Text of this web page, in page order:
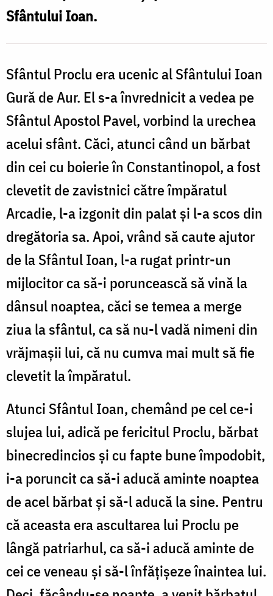
Sfântului Ioan.
Sfântul Proclu era ucenic al Sfântului Ioan
Gură de Aur. El s-a învrednicit a vedea pe
Sfântul Apostol Pavel, vorbind la urechea
acelui sfânt. Căci, atunci când un bărbat
din cei cu boierie în Constantinopol, a fost
clevetit de zavistnici către împăratul
Arcadie, l-a izgonit din palat și l-a scos din
dregătoria sa. Apoi, vrând să caute ajutor
de la Sfântul Ioan, l-a rugat printr-un
mijlocitor ca să-i poruncească să vină la
dânsul noaptea, căci se temea a merge
ziua la sfântul, ca să nu-l vadă nimeni din
vrăjmașii lui, că nu cumva mai mult să fie
clevetit la împăratul.
Atunci Sfântul Ioan, chemând pe cel ce-i
slujea lui, adică pe fericitul Proclu, bărbat
binecredincios și cu fapte bune împodobit,
i-a poruncit ca să-i aducă aminte noaptea
de acel bărbat și să-l aducă la sine. Pentru
că aceasta era ascultarea lui Proclu pe
lângă patriarhul, ca să-i aducă aminte de
cei ce veneau și să-l înfățișeze înaintea lui.